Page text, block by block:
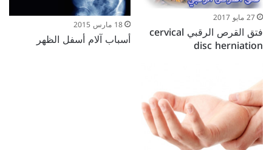
27 مايو 2017
فتق القرص الرقبي cervical
disc herniation
18 مارس 2015
أسباب آلام أسفل الظهر